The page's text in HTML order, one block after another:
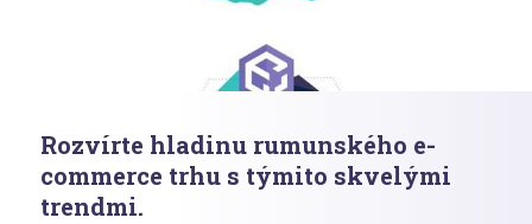
Rozvírte hladinu rumunského e-
commerce trhu s týmito skvelými
trendmi.